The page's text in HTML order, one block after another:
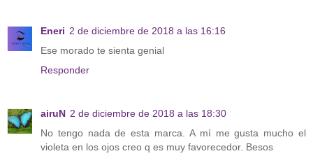
Eneri 2 de diciembre de 2018 a las 16:16
Ese morado te sienta genial
Responder
airuN 2 de diciembre de 2018 a las 18:30
No tengo nada de esta marca. A mí me gusta mucho el
violeta en los ojos creo q es muy favorecedor. Besos